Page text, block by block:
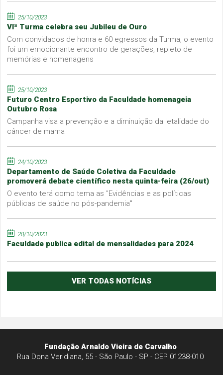
25/10/2023
VIª Turma celebra seu Jubileu de Ouro
Com convidados de honra e 60 egressos da Turma, o evento
foi um emocionante encontro de gerações, repleto de
memórias e homenagens
25/10/2023
Futuro Centro Esportivo da Faculdade homenageia
Outubro Rosa
Campanha visa a prevenção e a diminuição da letalidade do
câncer de mama
24/10/2023
Departamento de Saúde Coletiva da Faculdade
promoverá debate científico nesta quinta-feira (26/out)
O evento terá como tema as "Evidências e as políticas
públicas de saúde no pós-pandemia"
20/10/2023
Faculdade publica edital de mensalidades para 2024
VER TODAS NOTÍCIAS
Fundação Arnaldo Vieira de Carvalho
Rua Dona Veridiana, 55 - São Paulo - SP - CEP 01238-010